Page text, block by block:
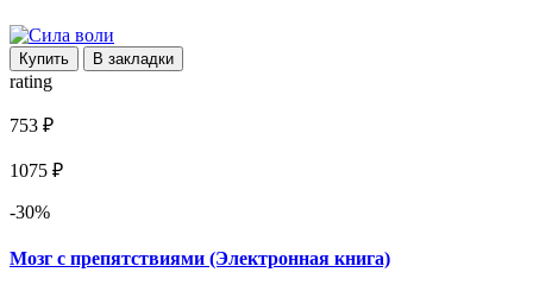
Купить В закладки
rating
753 ₽
1075 ₽
-30%
Мозг с препятствиями (Электронная книга)